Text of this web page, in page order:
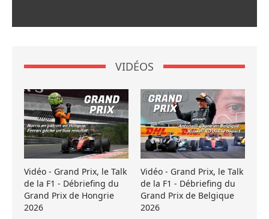
VIDÉOS
Vidéo - Grand Prix, le Talk
de la F1 - Débriefing du
Grand Prix de Hongrie
2026
Vidéo - Grand Prix, le Talk
de la F1 - Débriefing du
Grand Prix de Belgique
2026